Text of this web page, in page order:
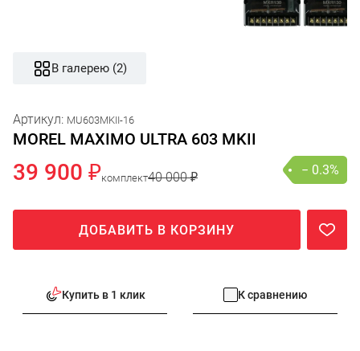
В галерею (2)
Артикул: MU603MKII-16
MOREL MAXIMO ULTRA 603 MKII
39 900 ₽комплект40 000 ₽ − 0.3%
ДОБАВИТЬ В КОРЗИНУ
Купить в 1 клик К сравнению